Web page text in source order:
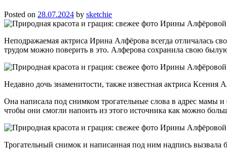
Posted on 28.07.2024 by sketchie
Неподражаемая актриса Ирина Алфёрова всегда отличалась
трудом можно поверить в это. Алферова сохранила свою
Недавно дочь знаменитости, также известная актриса
Она написала под снимком трогательные слова в адрес мамы
чтобы они смогли напоить из этого источника как можно
Трогательный снимок и написанная под ним надпись вызвала